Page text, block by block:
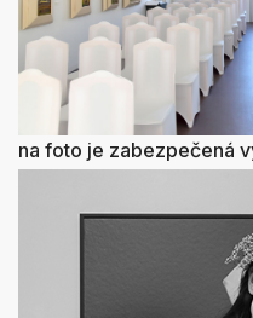
na foto je zabezpečená